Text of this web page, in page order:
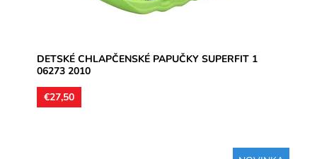
DETSKÉ CHLAPČENSKÉ PAPUČKY SUPERFIT 1
06273 2010
€27,50